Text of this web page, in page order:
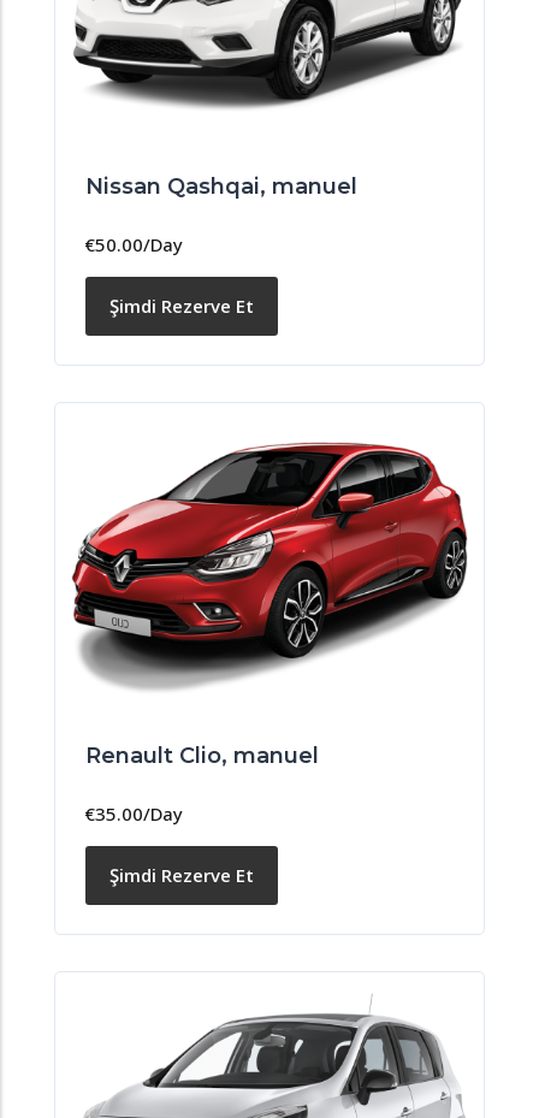
Nissan Qashqai, manuel
€50.00/Day
Şimdi Rezerve Et
Renault Clio, manuel
€35.00/Day
Şimdi Rezerve Et